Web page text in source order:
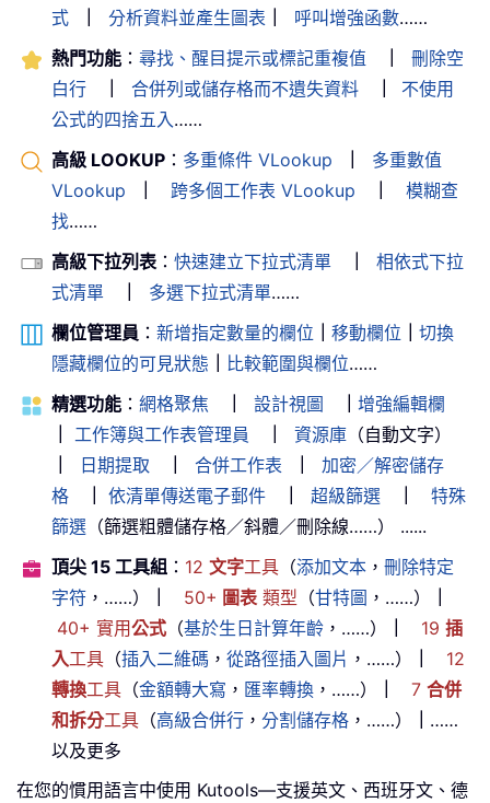
式
分析資料並產生圖表 呼叫增強函數……
熱門功能 ： 尋找、醒目提示或標記重複值
刪除空
白行
合併列或儲存格而不遺失資料
不使用
公式的四捨五入……
高級 LOOKUP ： 多重條件 VLookup
多重數值
VLookup
跨多個工作表 VLookup
模糊查
找……
高級下拉列表： 快速建立下拉式清單
相依式下拉
式清單
多選下拉式清單……
欄位管理員 ： 新增指定數量的欄位 移動欄位
切換
隱藏欄位的可見狀態
比較範圍與欄位……
精選功能 ： 網格聚焦 設計視圖
增強編輯欄
工作簿與工作表管理員 資源庫 （自動文字）
日期提取 合併工作表
加密／解密儲存
格
依清單傳送電子郵件 超級篩選
特殊
篩選 （篩選粗體儲存格／斜體／刪除線……） ......
頂尖 15 工具組 ： 12 文字工具 （添加文本 ， 刪除特定
字符 ，……） 50+ 圖表類型 （甘特圖 ，……）
40+ 實用公式 （基於生日計算年齡 ，……） 19 插
入工具 （插入二維碼 ， 從路徑插入圖片 ，……）
12
轉換工具 （金額轉大寫 ， 匯率轉換 ，……） 7 合併
和拆分工具 （高級合併行 ， 分割儲存格 ，……）
……
以及更多
在您的慣用語言中使用 Kutools—支援英文、西班牙文、德